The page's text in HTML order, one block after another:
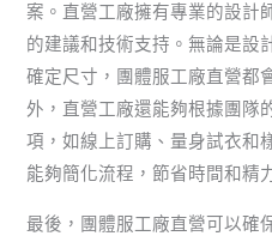
案。直營工廠擁有專業的設計
的建議和技術支持。無論是設
確定尺寸，團體服工廠直營都
外，直營工廠還能夠根據團隊
項，如線上訂購、量身試衣和
能夠簡化流程，節省時間和精
最後，團體服工廠直營可以確